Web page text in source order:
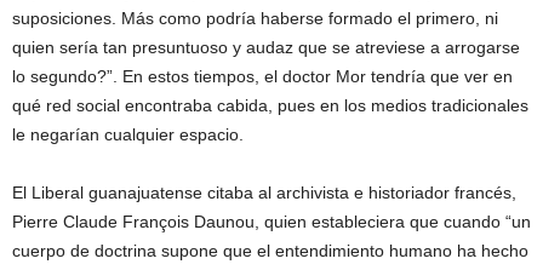
suposiciones. Más como podría haberse formado el primero, ni
quien sería tan presuntuoso y audaz que se atreviese a arrogarse
lo segundo?”. En estos tiempos, el doctor Mor tendría que ver en
qué red social encontraba cabida, pues en los medios tradicionales
le negarían cualquier espacio.
El Liberal guanajuatense citaba al archivista e historiador francés,
Pierre Claude François Daunou, quien estableciera que cuando “un
cuerpo de doctrina supone que el entendimiento humano ha hecho